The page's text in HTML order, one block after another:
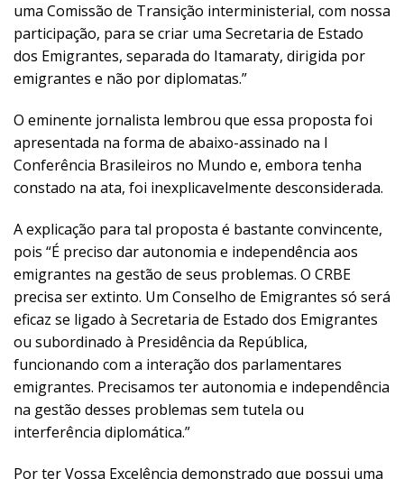
uma Comissão de Transição interministerial, com nossa
participação, para se criar uma Secretaria de Estado
dos Emigrantes, separada do Itamaraty, dirigida por
emigrantes e não por diplomatas.”
O eminente jornalista lembrou que essa proposta foi
apresentada na forma de abaixo-assinado na I
Conferência Brasileiros no Mundo e, embora tenha
constado na ata, foi inexplicavelmente desconsiderada.
A explicação para tal proposta é bastante convincente,
pois “É preciso dar autonomia e independência aos
emigrantes na gestão de seus problemas. O CRBE
precisa ser extinto. Um Conselho de Emigrantes só será
eficaz se ligado à Secretaria de Estado dos Emigrantes
ou subordinado à Presidência da República,
funcionando com a interação dos parlamentares
emigrantes. Precisamos ter autonomia e independência
na gestão desses problemas sem tutela ou
interferência diplomática.”
Por ter Vossa Excelência demonstrado que possui uma